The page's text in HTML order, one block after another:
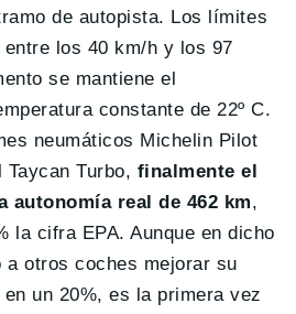
de autopista. Los límites
los 40 km/h y los 97
se mantiene el
constante de 22º C.
neumáticos Michelin Pilot
Turbo, finalmente el
autonomía real de 462 km,
la cifra EPA. Aunque en dicho
otros coches mejorar su
un 20%, es la primera vez